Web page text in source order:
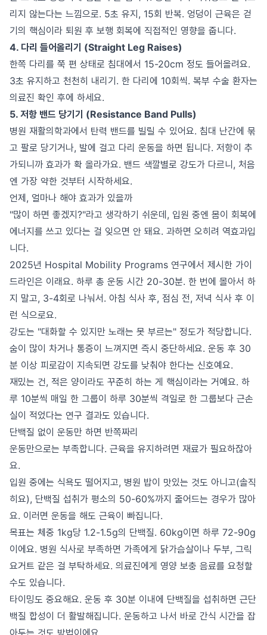
리지 않는다는 느낌으로. 5초 유지, 15회 반복. 엉덩이 근육은 걷
기의 핵심이라 퇴원 후 보행 회복에 직접적인 영향을 줍니다.
4. 다리 들어올리기 (Straight Leg Raises)
한쪽 다리를 쭉 편 상태로 침대에서 15-20cm 정도 들어올려요.
3초 유지하고 천천히 내리기. 한 다리에 10회씩. 복부 수술 환자는
의료진 확인 후에 하세요.
5. 저항 밴드 당기기 (Resistance Band Pulls)
병원 재활의학과에서 탄력 밴드를 빌릴 수 있어요. 침대 난간에 묶
고 팔로 당기거나, 발에 걸고 다리 운동을 하면 됩니다. 저항이 추
가되니까 효과가 확 올라가요. 밴드 색깔별로 강도가 다르니, 처음
엔 가장 약한 것부터 시작하세요.
언제, 얼마나 해야 효과가 있을까
"많이 하면 좋겠지?"라고 생각하기 쉬운데, 입원 중엔 몸이 회복에
에너지를 쓰고 있다는 걸 잊으면 안 돼요. 과하면 오히려 역효과입
니다.
2025년 Hospital Mobility Programs 연구에서 제시한 가이
드라인은 이래요. 하루 총 운동 시간 20-30분. 한 번에 몰아서 하
지 말고, 3-4회로 나눠서. 아침 식사 후, 점심 전, 저녁 식사 후 이
런 식으로요.
강도는 "대화할 수 있지만 노래는 못 부르는" 정도가 적당합니다.
숨이 많이 차거나 통증이 느껴지면 즉시 중단하세요. 운동 후 30
분 이상 피로감이 지속되면 강도를 낮춰야 한다는 신호예요.
재밌는 건, 적은 양이라도 꾸준히 하는 게 핵심이라는 거예요. 하
루 10분씩 매일 한 그룹이 하루 30분씩 격일로 한 그룹보다 근손
실이 적었다는 연구 결과도 있습니다.
단백질 없이 운동만 하면 반쪽짜리
운동만으로는 부족합니다. 근육을 유지하려면 재료가 필요하잖아
요.
입원 중에는 식욕도 떨어지고, 병원 밥이 맛있는 것도 아니고(솔직
히요), 단백질 섭취가 평소의 50-60%까지 줄어드는 경우가 많아
요. 이러면 운동을 해도 근육이 빠집니다.
목표는 체중 1kg당 1.2-1.5g의 단백질. 60kg이면 하루 72-90g
이에요. 병원 식사로 부족하면 가족에게 닭가슴살이나 두부, 그릭
요거트 같은 걸 부탁하세요. 의료진에게 영양 보충 음료를 요청할
수도 있습니다.
타이밍도 중요해요. 운동 후 30분 이내에 단백질을 섭취하면 근단
백질 합성이 더 활발해집니다. 운동하고 나서 바로 간식 시간을 잡
아두는 것도 방법이에요.